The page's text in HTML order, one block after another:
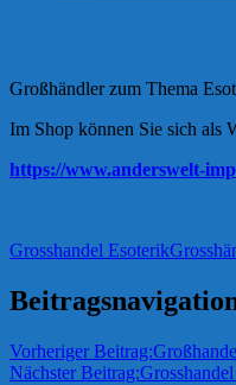
Großhändler zum Thema
Im Shop können Sie sich als
https://www.anderswelt-
Grosshandel Esoterik
Vorheriger Beitrag:
Nächster Beitrag: